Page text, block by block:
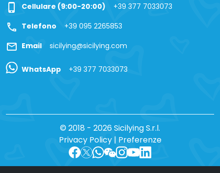
phone_iphone Cellulare (9:00-20:00) +39 377 7033073
call Telefono +39 095 2265853
mail Email sicilying@sicilying.com
WhatsApp +39 377 7033073
© 2018 - 2026 Sicilying S.r.l.
Privacy Policy| Preferenze